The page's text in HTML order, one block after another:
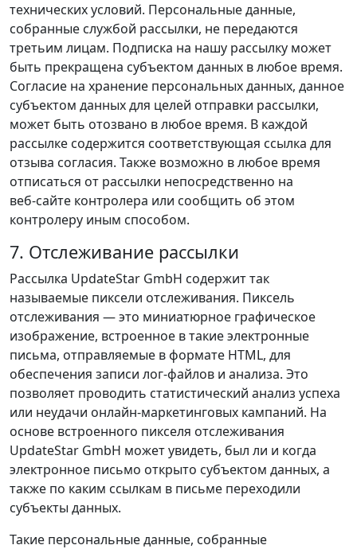
технических условий. Персональные данные,
собранные службой рассылки, не передаются
третьим лицам. Подписка на нашу рассылку может
быть прекращена субъектом данных в любое время.
Согласие на хранение персональных данных, данное
субъектом данных для целей отправки рассылки,
может быть отозвано в любое время. В каждой
рассылке содержится соответствующая ссылка для
отзыва согласия. Также возможно в любое время
отписаться от рассылки непосредственно на
веб‑сайте контролера или сообщить об этом
контролеру иным способом.
7. Отслеживание рассылки
Рассылка UpdateStar GmbH содержит так
называемые пиксели отслеживания. Пиксель
отслеживания — это миниатюрное графическое
изображение, встроенное в такие электронные
письма, отправляемые в формате HTML, для
обеспечения записи лог‑файлов и анализа. Это
позволяет проводить статистический анализ успеха
или неудачи онлайн‑маркетинговых кампаний. На
основе встроенного пикселя отслеживания
UpdateStar GmbH может увидеть, был ли и когда
электронное письмо открыто субъектом данных, а
также по каким ссылкам в письме переходили
субъекты данных.
Такие персональные данные, собранные